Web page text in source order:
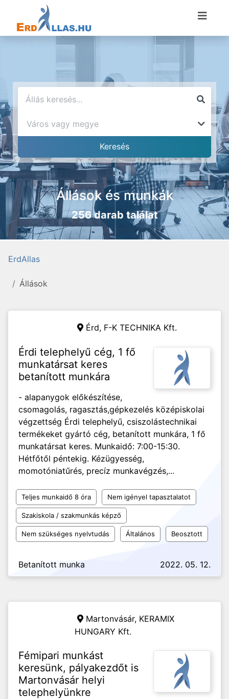
Állások és munkák
256 darab találat
ErdAllas
Állások
Érd, F-K TECHNIKA Kft.
Érdi telephelyű cég, 1 fő
munkatársat keres
betanított munkára
- alapanygok előkészítése,
csomagolás, ragasztás,gépkezelés középiskolai
végzettség Érdi telephelyű, csiszolástechnikai
termékeket gyártó cég, betanított munkára, 1 fő
munkatársat keres. Munkaidő: 7:00-15:30.
Hétfőtől péntekig. Kézügyesség,
momotóniatűrés, precíz munkavégzés,...
Teljes munkaidő 8 óra Nem igényel tapasztalatot
Szakiskola / szakmunkás képző
Nem szükséges nyelvtudás Általános Beosztott
Betanított munka 2022. 05. 12.
Martonvásár, KERAMIX
HUNGARY Kft.
Fémipari munkást
keresünk, pályakezdőt is
Martonvásár helyi
telephelyünkre